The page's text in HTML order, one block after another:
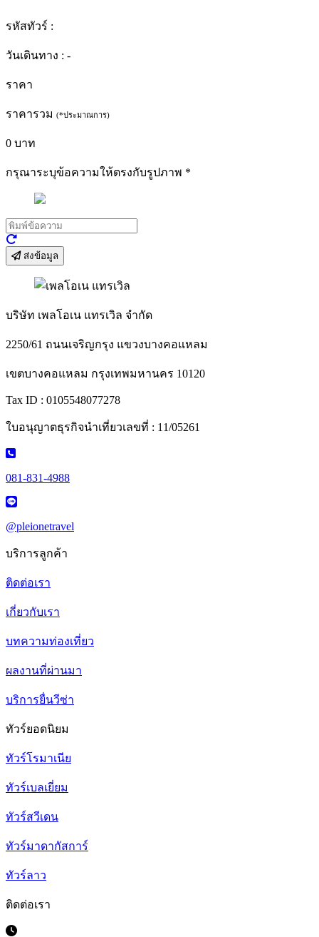
รหัสทัวร์ :
วันเดินทาง : -
ราคา
ราคารวม (*ประมาณการ)
0 บาท
กรุณาระบุข้อความให้ตรงกับรูปภาพ *
ส่งข้อมูล
บริษัท เพลโอเน แทรเวิล จำกัด
2250/61 ถนนเจริญกรุง แขวงบางคอแหลม
เขตบางคอแหลม กรุงเทพมหานคร 10120
Tax ID : 0105548077278
ใบอนุญาตธุรกิจนำเที่ยวเลขที่ : 11/05261
081-831-4988
@pleionetravel
บริการลูกค้า
ติดต่อเรา
เกี่ยวกับเรา
บทความท่องเที่ยว
ผลงานที่ผ่านมา
บริการยื่นวีซ่า
ทัวร์ยอดนิยม
ทัวร์โรมาเนีย
ทัวร์เบลเยี่ยม
ทัวร์สวีเดน
ทัวร์มาดากัสการ์
ทัวร์ลาว
ติดต่อเรา